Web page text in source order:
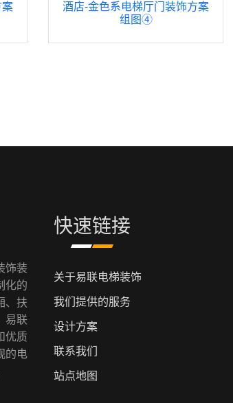
案
酒店-金色系电梯厅门装饰方案
组图④
饰装
化的
、扶
易联
优质
的电
快速链接
关于易联电梯装饰
我们提供的服务
设计方案
联系我们
站点地图